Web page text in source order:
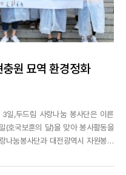
원 묘역 환경정화
일,두드림 사랑나눔 봉사단은 이른
(호국보훈의 달)을 맞아 봉사활동을
나눔봉사단과 대전광역시 자원봉사
태극기 꽂기 봉사활동을 실시했습니